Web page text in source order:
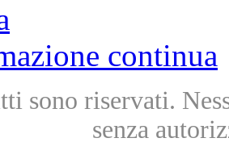
continua
sono riservati.
senza